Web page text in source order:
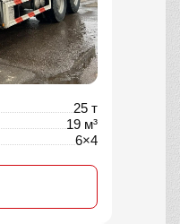
25 т
19 м³
6×4